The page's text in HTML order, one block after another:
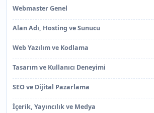
Webmaster Genel
Alan Adı, Hosting ve Sunucu
Web Yazılım ve Kodlama
Tasarım ve Kullanıcı Deneyimi
SEO ve Dijital Pazarlama
İçerik, Yayıncılık ve Medya